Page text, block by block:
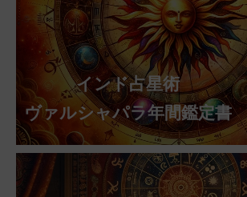
インド占星術
ヴァルシャパラ年間鑑定書